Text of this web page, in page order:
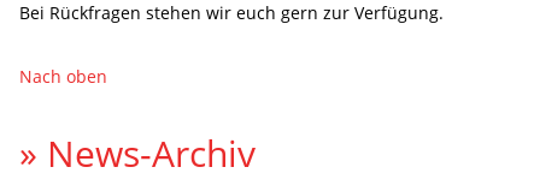
Bei Rückfragen stehen wir euch gern zur Verfügung.
Nach oben
» News-Archiv